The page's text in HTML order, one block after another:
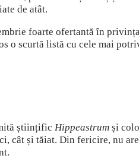
de atât.
foarte ofertantă în
o scurtă listă cu cele mai
științific Hippeastrum și
și tăiat. Din fericire, nu